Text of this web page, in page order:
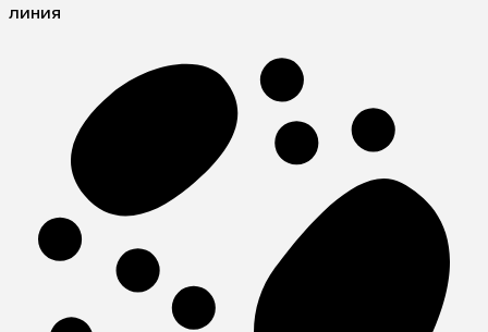
линия